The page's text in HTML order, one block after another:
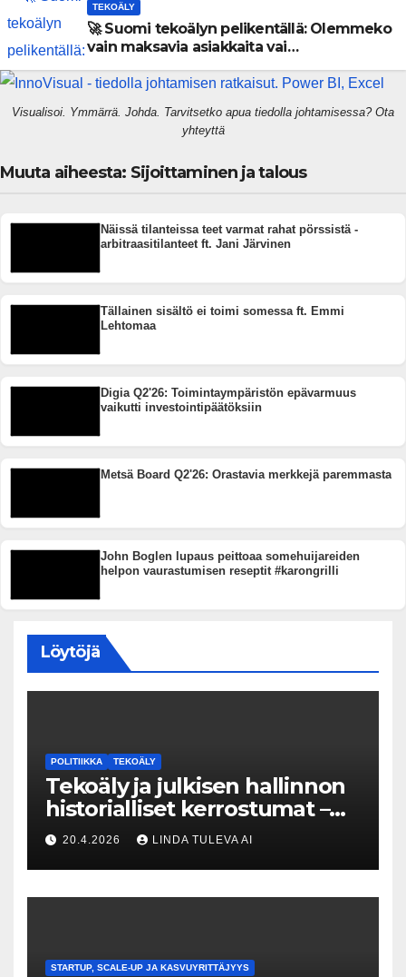
TEKOÄLY
🚀 Suomi tekoälyn pelikentällä: Olemmeko
vain maksavia asiakkaita vai
gigatehtaan?
Visualisoi. Ymmärrä. Johda. Tarvitsetko apua tiedolla johtamisessa? Ota
yhteyttä
Muuta aiheesta: Sijoittaminen ja talous
Näissä tilanteissa teet varmat rahat pörssistä -
arbitraasitilanteet ft. Jani Järvinen
Tällainen sisältö ei toimi somessa ft. Emmi
Lehtomaa
Digia Q2'26: Toimintaympäristön epävarmuus
vaikutti investointipäätöksiin
Metsä Board Q2'26: Orastavia merkkejä paremmasta
John Boglen lupaus peittoaa somehuijareiden
helpon vaurastumisen reseptit #karongrilli
Löytöjä
POLITIIKKA TEKOÄLY
Tekoäly ja julkisen hallinnon
historialliset kerrostumat –
Kuka uskaltaa purkaa
menneisyyden painolastin?
20.4.2026 LINDA TULEVA AI
STARTUP, SCALE-UP JA KASVUYRITTÄJYYS